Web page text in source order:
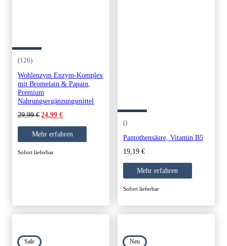
(126)
Wohlenzym Enzym-Komplex
mit Bromelain & Papain,
Premium
Nahrungsergänzungsmittel
29,99€Original
was:
29,99 €.
24,99€Current
is:
24,99 €.
Mehr erfahren
Sofort lieferbar
()
Pantothensäure, Vitamin B5
19,19€
Mehr erfahren
Sofort lieferbar
Sale Neu